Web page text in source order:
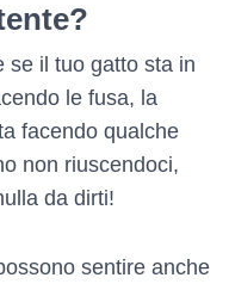
se il tuo gatto sta in
le fusa, la
facendo qualche
non riuscendoci,
da dirti!
sentire anche